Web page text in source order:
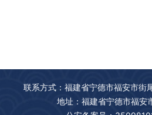
联系方式：福建省宁德市福安市
地址：福建省宁德市福安